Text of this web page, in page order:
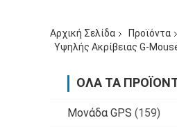
Αρχική Σελίδα Προϊόντα
Υψηλής Ακρίβειας G-
ΌΛΑ ΤΑ
Μονάδα GPS (159)